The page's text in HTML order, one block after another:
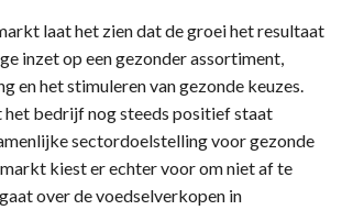
laat het zien dat de groei het resultaat
inzet op een gezonder assortiment,
en het stimuleren van gezonde keuzes.
het bedrijf nog steeds positief staat
sectordoelstelling voor gezonde
kiest er echter voor om niet af te
over de voedselverkopen in